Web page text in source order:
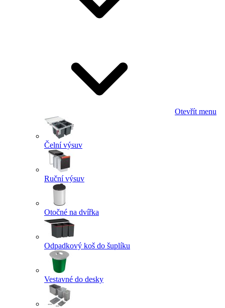
Otevřít menu
Čelní výsuv
Ruční výsuv
Otočné na dvířka
Odpadkový koš do šuplíku
Vestavné do desky